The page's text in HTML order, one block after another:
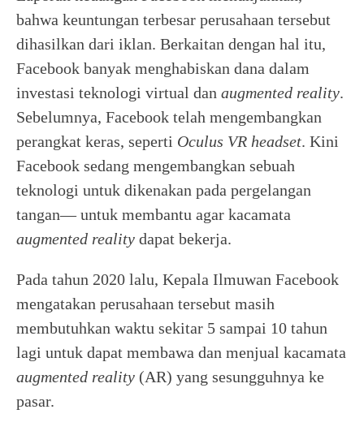
bahwa keuntungan terbesar perusahaan tersebut
dihasilkan dari iklan. Berkaitan dengan hal itu,
Facebook banyak menghabiskan dana dalam
investasi teknologi virtual dan augmented reality.
Sebelumnya, Facebook telah mengembangkan
perangkat keras, seperti Oculus VR headset. Kini
Facebook sedang mengembangkan sebuah
teknologi untuk dikenakan pada pergelangan
tangan— untuk membantu agar kacamata
augmented reality dapat bekerja.
Pada tahun 2020 lalu, Kepala Ilmuwan Facebook
mengatakan perusahaan tersebut masih
membutuhkan waktu sekitar 5 sampai 10 tahun
lagi untuk dapat membawa dan menjual kacamata
augmented reality (AR) yang sesungguhnya ke
pasar.